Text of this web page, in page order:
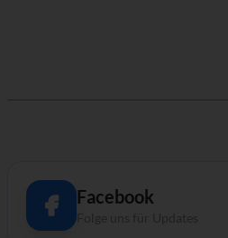
Facebook
Folge uns für Updates